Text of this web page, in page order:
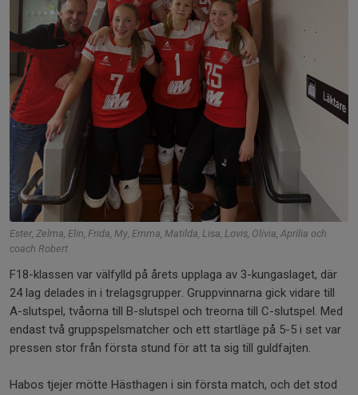
Ester, Zelma, Elin, Frida, My, Emma, Matilda, Lisa, Lovis, Olivia, Aprilia och
coach Robert
F18-klassen var välfylld på årets upplaga av 3-kungaslaget, där
24 lag delades in i trelagsgrupper. Gruppvinnarna gick vidare till
A-slutspel, tvåorna till B-slutspel och treorna till C-slutspel. Med
endast två gruppspelsmatcher och ett startläge på 5-5 i set var
pressen stor från första stund för att ta sig till guldfajten.
Habos tjejer mötte Hästhagen i sin första match, och det stod